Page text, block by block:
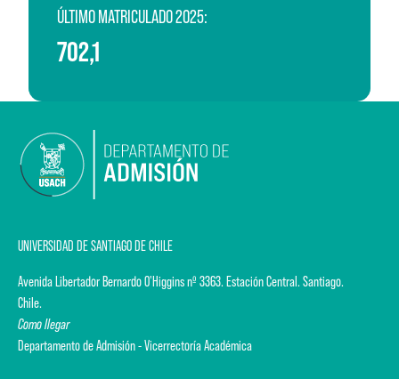
ÚLTIMO MATRICULADO 2025:
702,1
UNIVERSIDAD DE SANTIAGO DE CHILE
Avenida Libertador Bernardo O'Higgins nº 3363. Estación Central. Santiago.
Chile.
Como llegar
Departamento de Admisión - Vicerrectoría Académica